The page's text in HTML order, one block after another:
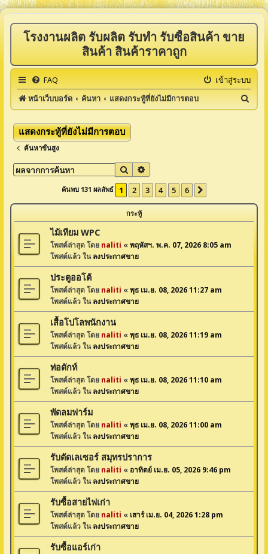
โรงงานผลิต รับผลิต รับทำ รับซื้อสินค้า ขาย
สินค้า สินค้าราคาถูก
FAQ
เข้าสู่ระบบ
หน้าเว็บบอร์ด
ค้นหา แสดงกระทู้ที่ยังไม่มีการตอบ
น
แสดงกระทู้ที่ยังไม่มีการตอบ
ค้นหาขั้นสูง
ค้นหา
ค้นพบ 131 ผลลัพธ์ 1 2 3 4 5 6
กระทู้
ไม้เทียม WPC
โพสต์ล่าสุด โดย naliti «พฤหัสฯ. พ.ค. 07, 2026 8:05 am
โพสต์แล้ว ในลงประกาศขาย
ประตูออโต้
โพสต์ล่าสุด โดย naliti «พุธ เม.ย. 08, 2026 11:27 am
โพสต์แล้ว ในลงประกาศขาย
เสื้อโปโลพนักงาน
โพสต์ล่าสุด โดย naliti «พุธ เม.ย. 08, 2026 11:19 am
โพสต์แล้ว ในลงประกาศขาย
ท่อดักท์
โพสต์ล่าสุด โดย naliti «พุธ เม.ย. 08, 2026 11:10 am
โพสต์แล้ว ในลงประกาศขาย
พัดลมฟาร์ม
โพสต์ล่าสุด โดย naliti «พุธ เม.ย. 08, 2026 11:00 am
โพสต์แล้ว ในลงประกาศขาย
รับตัดเลเซอร์ สมุทรปราการ
โพสต์ล่าสุด โดย naliti « อาทิตย์ เม.ย. 05, 2026 9:46 pm
โพสต์แล้ว ในลงประกาศขาย
รับซื้อสายไฟเก่า
โพสต์ล่าสุด โดย naliti « เสาร์ เม.ย. 04, 2026 1:28 pm
โพสต์แล้ว ในลงประกาศขาย
รับซื้อแอร์เก่า